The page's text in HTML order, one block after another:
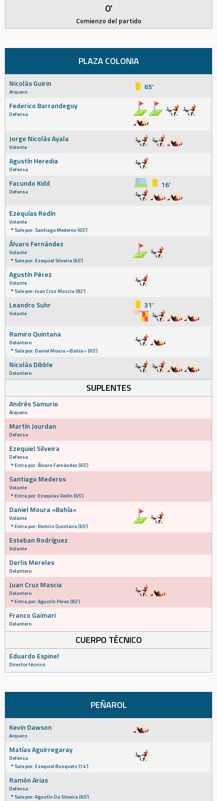
0'
Comienzo del partido
PLAZA COLONIA
Nicolás Guirin
Arquero
65'
Federico Barrandeguy
Defensa
Jorge Nicolás Ayala
Volante
Agustín Heredia
Defensa
Facundo Kidd
Defensa
16'
Ezequías Redín
Volante
Sale por: Santiago Mederos (65')
Álvaro Fernández
Volante
Sale por: Ezequiel Silveira (65')
Agustín Pérez
Volante
Sale por: Juan Cruz Mascia (82')
Leandro Suhr
Volante
31'
Ramiro Quintana
Delantero
Sale por: Daniel Moura «Bahía» (65')
Nicolás Dibble
Delantero
SUPLENTES
Andrés Samurio
Arquero
Martín Jourdan
Defensa
Ezequiel Silveira
Defensa
Entra por: Álvaro Fernández (65')
Santiago Mederos
Volante
Entra por: Ezequías Redín (65')
Daniel Moura «Bahía»
Volante
Entra por: Ramiro Quintana (65')
Esteban Rodríguez
Volante
Derlis Mereles
Delantero
Juan Cruz Mascia
Delantero
Entra por: Agustín Pérez (82')
Franco Gaimari
Delantero
CUERPO TÉCNICO
Eduardo Espinel
Director técnico
PEÑAROL
Kevin Dawson
Arquero
Matías Aguirregaray
Defensa
Sale por: Ezequiel Busquets (74')
Ramón Arias
Defensa
Sale por: Agustín Da Silveira (65')